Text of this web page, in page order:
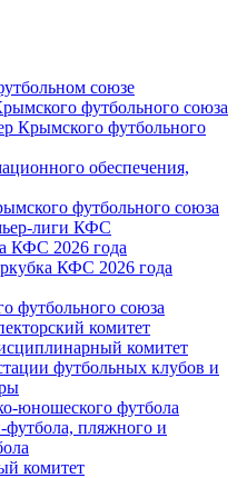
союзе
футбольного союза
Крымского футбольного
обеспечения,
футбольного союза
лиги КФС
КФС 2026 года
КФС 2026 года
футбольного союза
комитет
комитет
футбольных клубов и
юношеского футбола
пляжного и
комитет